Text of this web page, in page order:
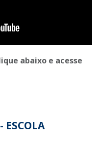
abaixo e acesse
ESCOLA